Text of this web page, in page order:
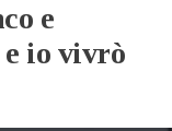
e
io vivrò